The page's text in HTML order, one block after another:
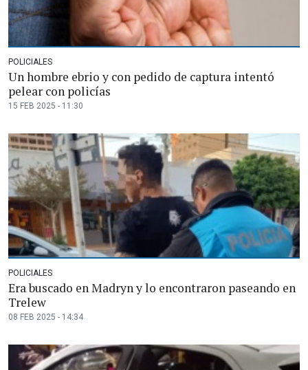
POLICIALES
Un hombre ebrio y con pedido de captura intentó
pelear con policías
15 FEB 2025 - 11:30
POLICIALES
Era buscado en Madryn y lo encontraron paseando en
Trelew
08 FEB 2025 - 14:34